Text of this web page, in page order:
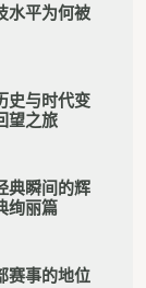
水平为何被
史与时代变
望之旅
典瞬间的辉
绚丽篇
赛事的地位